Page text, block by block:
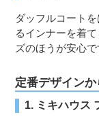
ダッフルコート
るインナーを着
ズのほうが安心で
定番デザインか
1. ミキハウス